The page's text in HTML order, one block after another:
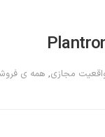
مجازی, همه ی